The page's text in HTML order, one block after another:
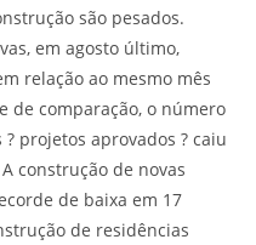
são pesados.
em agosto último,
relação ao mesmo mês
de comparação, o número
projetos aprovados ? caiu
construção de novas
de baixa em 17
de residências